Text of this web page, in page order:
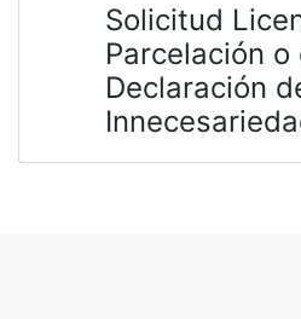
Solicitud
Parcelación o
Declaración